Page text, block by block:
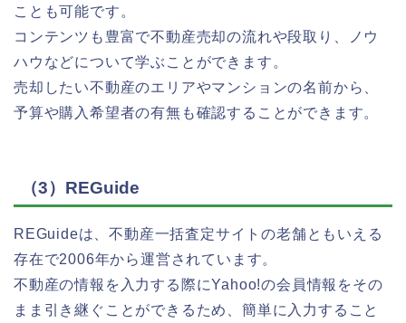
ことも可能です。
コンテンツも豊富で不動産売却の流れや段取り、ノウ
ハウなどについて学ぶことができます。
売却したい不動産のエリアやマンションの名前から、
予算や購入希望者の有無も確認することができます。
（3）REGuide
REGuideは、不動産一括査定サイトの老舗ともいえる
存在で2006年から運営されています。
不動産の情報を入力する際にYahoo!の会員情報をその
まま引き継ぐことができるため、簡単に入力すること